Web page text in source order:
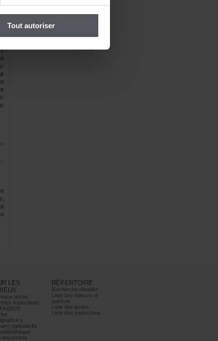
Toutautoriser
RÉPERTOIRE
Recherchedétaillée
Listedesauteurset
autrices
Listedestextes
Listedestraductions